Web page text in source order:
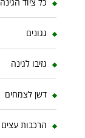
כל ציוד הגינה
גגונים
גזיבו לגינה
דשן לצמחים
הרכבות עצים